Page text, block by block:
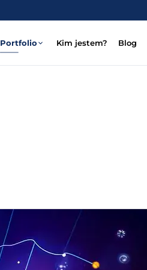
Portfolio Kim jestem? Blog